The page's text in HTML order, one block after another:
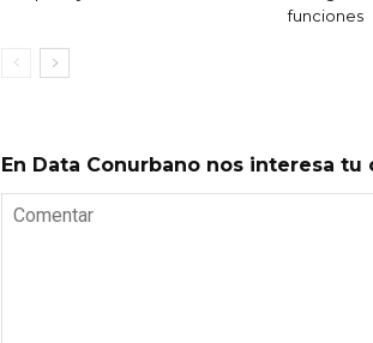
funciones
En Data Conurbano nos interesa tu